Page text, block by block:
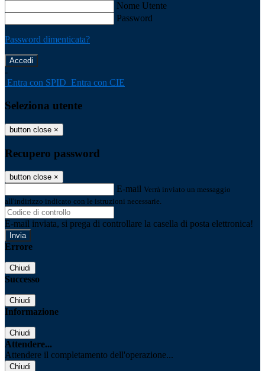
Nome Utente
Password
Password dimenticata?
-
Entra con SPID Entra con CIE
Seleziona utente
button close ×
Recupero password
button close ×
E-mail Verrà inviato un messaggio
all'indirizzo indicato con le istruzioni necessarie.
E-mail inviata, si prega di controllare la casella di posta elettronica!
Errore
Chiudi
Successo
Chiudi
Informazione
Chiudi
Attendere...
Attendere il completamento dell'operazione...
Chiudi